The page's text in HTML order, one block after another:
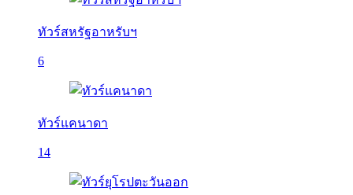
ทัวร์สหรัฐอาหรับฯ
6
ทัวร์แคนาดา
14